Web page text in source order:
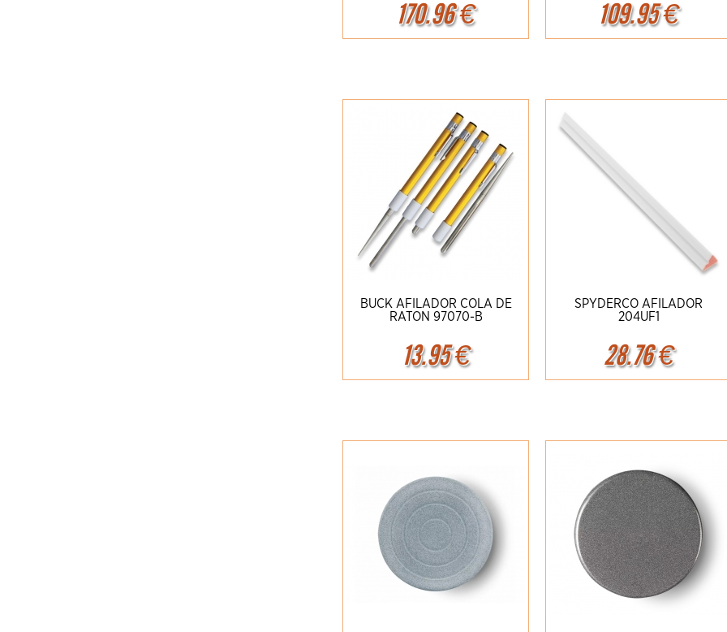
170.96€
Ampliar Detalles 109.95€
Ampliar Detalles
BUCK AFILADOR COLA DE
RATON 97070-B
13.95€
Ampliar Detalles
SPYDERCO AFILADOR
204UF1
28.76€
Ampliar Detalles